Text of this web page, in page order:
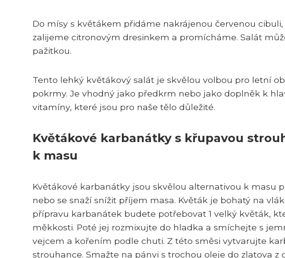
Do mísy s květákem přidáme nakrájenou červenou
zalijeme citronovým dresinkem a promícháme. Salát
pažitkou.
Tento lehký květákový salát je skvělou volbou pro letní
pokrmy. Je vhodný jako předkrm nebo jako doplněk k
vitamíny, které jsou pro naše tělo důležité.
Květákové karbanátky s křupavou
k masu
Květákové karbanátky jsou skvělou alternativou k masu
nebo se snaží snížit příjem masa. Květák je bohatý na
přípravu karbanátek budete potřebovat 1 velký květák,
měkkosti. Poté jej rozmixujte do hladka a smíchejte s
vejcem a kořením podle chuti. Z této směsi vytvarujte
strouhance. Smažte na pánvi s trochou oleje do zlatova z